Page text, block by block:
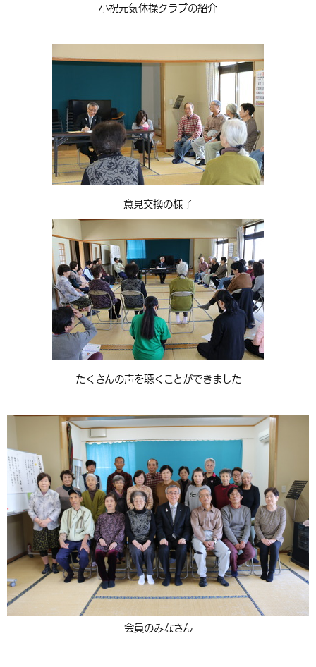
小祝元気体操クラブの紹介
意見交換の様子
たくさんの声を聴くことができました
会員のみなさん